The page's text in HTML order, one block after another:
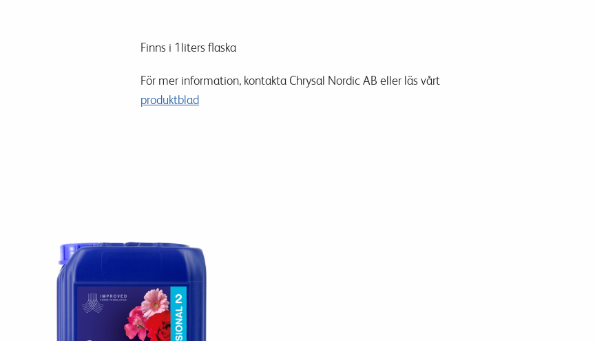
Finns i 1liters flaska
För mer information, kontakta Chrysal Nordic AB eller läs vårt
produktblad